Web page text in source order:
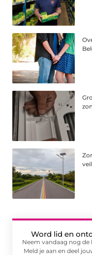
Word lid en
Neem vandaag nog
Meld je aan en deel